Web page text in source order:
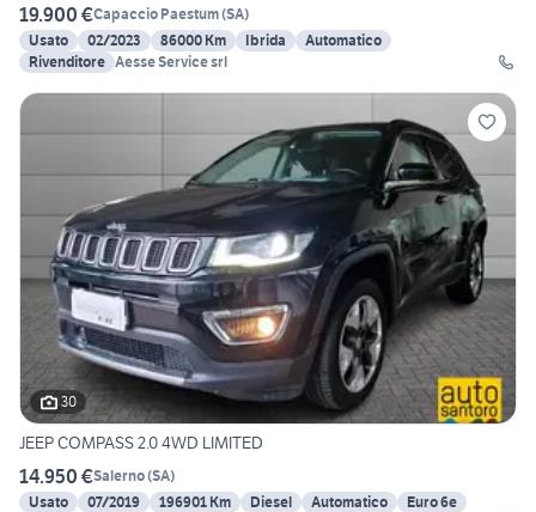
19.900 €Capaccio Paestum(SA)
Usato
02/2023 86000 Km Ibrida
Automatico
Rivenditore Aesse Service srl
30
JEEP COMPASS 2.0 4WD LIMITED
14.950 €Salerno(SA)
Usato
07/2019 196901 Km Diesel Automatico
Euro 6e